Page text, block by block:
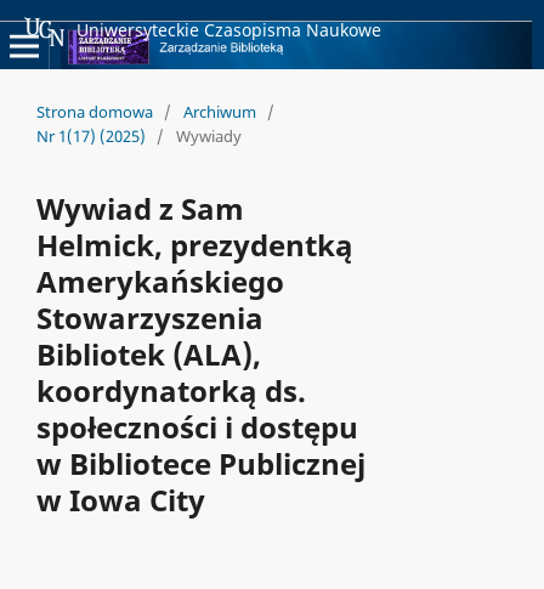
Uniwersyteckie Czasopisma Naukowe
Strona domowa / Archiwum /
Nr 1(17) (2025)
/ Wywiady
Wywiad z Sam
Helmick, prezydentką
Amerykańskiego
Stowarzyszenia
Bibliotek (ALA),
koordynatorką ds.
społeczności i dostępu
w Bibliotece Publicznej
w Iowa City